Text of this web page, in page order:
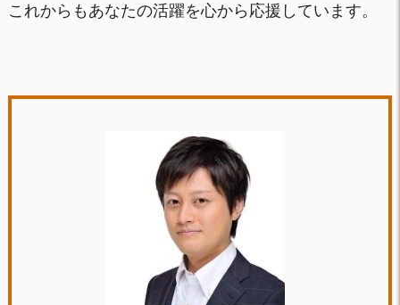
これからもあなたの活躍を心から応援しています。